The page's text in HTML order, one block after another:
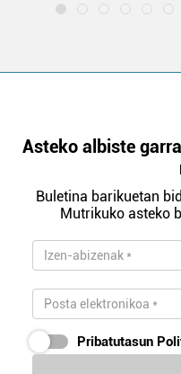
Webgune honek cookie
baliatzen gara. Ohar hau
Asteko albiste
Buletina barikuetan
Mutrikuko asteko
Pribatutasun